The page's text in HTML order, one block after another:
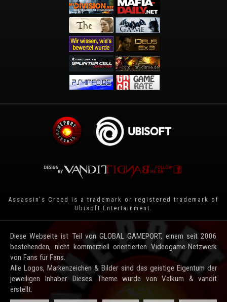
Assassin's Creed is a trademark or registered trademark of
Ubisoft Entertainment
Diese Webseite ist Teil von GLOBAL GAMEPORT, einem seit 2006
bestehenden, nicht kommerziell orientierten Videogame-Netzwerk
von Fans für Fans.
Alle Logos, Markenzeichen & Bilder sind das geistige Eigentum der
jeweiligen Inhaber. Dieses Theme wurde von Valkum & vandit
erstellt.